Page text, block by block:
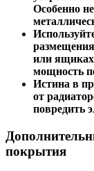
Особенно
или
мощность
Истина в
от
повредить
покрытия